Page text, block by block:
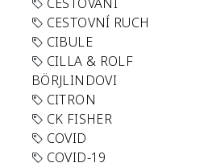
CESTOVNÍ RUCH
CIBULE
CILLA & ROLF
BÖRJLINDOVI
CITRON
CK FISHER
COVID
COVID-19